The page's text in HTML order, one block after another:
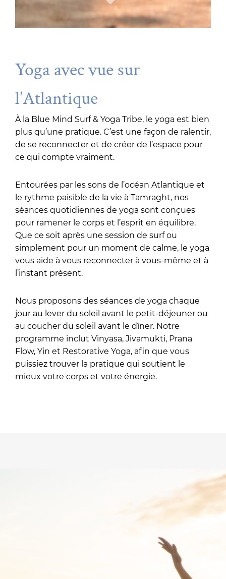
Yoga avec vue sur
l’Atlantique
À la Blue Mind Surf & Yoga Tribe, le yoga est bien
plus qu’une pratique. C’est une façon de ralentir,
de se reconnecter et de créer de l’espace pour
ce qui compte vraiment.
Entourées par les sons de l’océan Atlantique et
le rythme paisible de la vie à Tamraght, nos
séances quotidiennes de yoga sont conçues
pour ramener le corps et l’esprit en équilibre.
Que ce soit après une session de surf ou
simplement pour un moment de calme, le yoga
vous aide à vous reconnecter à vous-même et à
l’instant présent.
Nous proposons des séances de yoga chaque
jour au lever du soleil avant le petit-déjeuner ou
au coucher du soleil avant le dîner. Notre
programme inclut Vinyasa, Jivamukti, Prana
Flow, Yin et Restorative Yoga, afin que vous
puissiez trouver la pratique qui soutient le
mieux votre corps et votre énergie.